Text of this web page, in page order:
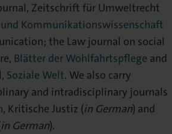
Download
Zeitschrift für Umweltrecht
Kommunikationswissenschaft
the Law journal on social
Blätter der Wohlfahrtspflege and
Soziale Welt. We also carry
and intradisciplinary journals
, Kritische Justiz (in German) and
in German).